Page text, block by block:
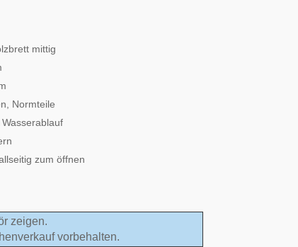
mittig
Normteile
zum öffnen
zeigen.
vorbehalten.